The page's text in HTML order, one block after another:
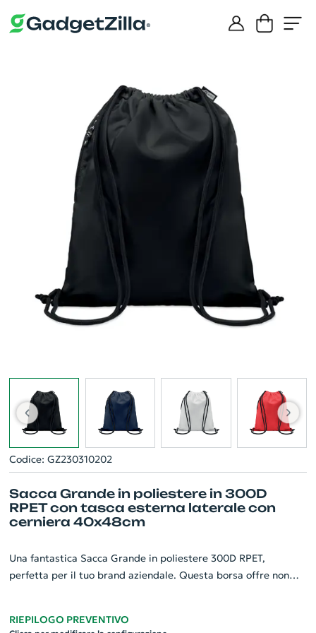
Codice: GZ230310202
Sacca Grande in poliestere in 300D
RPET con tasca esterna laterale con
cerniera 40x48cm
Una fantastica Sacca Grande in poliestere 300D RPET,
perfetta per il tuo brand aziendale. Questa borsa offre non
accesso facile e sicuro ai tuoi oggetti importanti. Grazie ai suoi
RIEPILOGO PREVENTIVO